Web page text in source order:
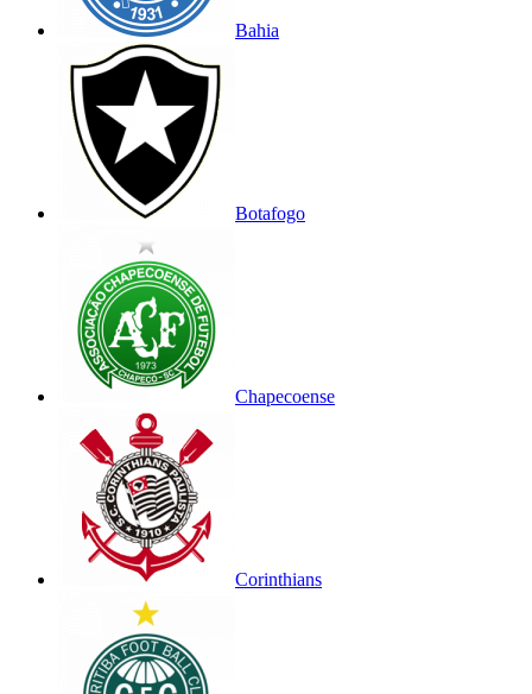
Bahia
Botafogo
Chapecoense
Corinthians